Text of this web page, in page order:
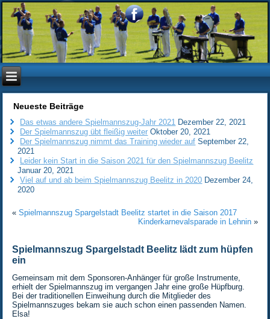
Neueste Beiträge
Das etwas andere Spielmannszug-Jahr 2021 Dezember 22, 2021
Der Spielmannszug übt fleißig weiter Oktober 20, 2021
Der Spielmannszug nimmt das Training wieder auf September 22,
2021
Leider kein Start in die Saison 2021 für den Spielmannszug Beelitz
Januar 20, 2021
Viel auf und ab beim Spielmannszug Beelitz in 2020 Dezember 24,
2020
«Spielmannszug Spargelstadt Beelitz startet in die Saison 2017
Kinderkarnevalsparade in Lehnin»
Spielmannszug Spargelstadt Beelitz lädt zum hüpfen
ein
Gemeinsam mit dem Sponsoren-Anhänger für große Instrumente,
erhielt der Spielmannszug im vergangen Jahr eine große Hüpfburg.
Bei der traditionellen Einweihung durch die Mitglieder des
Spielmannszuges bekam sie auch schon einen passenden Namen.
Elsa!